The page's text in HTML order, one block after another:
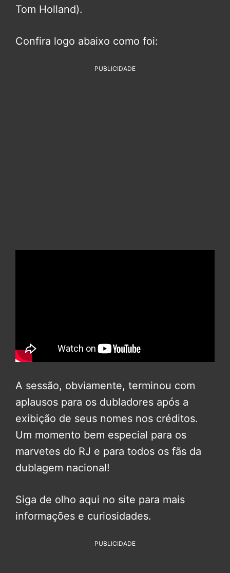
Tom Holland).
Confira logo abaixo como foi:
PUBLICIDADE
A sessão, obviamente, terminou com
aplausos para os dubladores após a
exibição de seus nomes nos créditos.
Um momento bem especial para os
marvetes do RJ e para todos os fãs da
dublagem nacional!
Siga de olho aqui no site para mais
informações e curiosidades.
PUBLICIDADE